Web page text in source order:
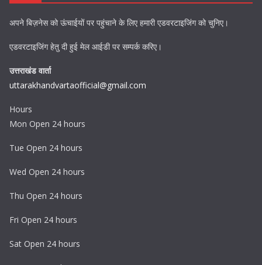
अपने बिज़नेस को ऊंचाईयों पर पहुंचाने के लिए हमारी एडवरटाइजिंग को चुनिए।
एडवरटाइजिंग हेतु दी हुई मेल आईडी पर सम्पर्क करिए।
उत्तराखंड वार्ता
uttarakhandvartaofficial@gmail.com
Hours
Mon Open 24 hours
Tue Open 24 hours
Wed Open 24 hours
Thu Open 24 hours
Fri Open 24 hours
Sat Open 24 hours